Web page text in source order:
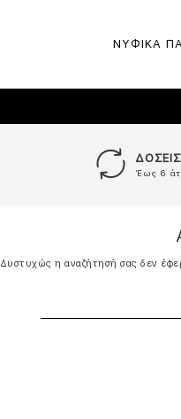
ΝΥΦΙΚΑ
ΔΟΣΕΙΣ
Έως 6
Δυστυχώς η αναζήτησή σας δεν